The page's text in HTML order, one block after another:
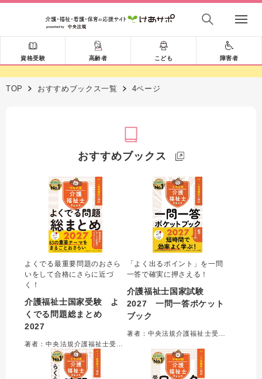
資格受験 高齢者 こども 障害者
TOP おすすめブックス一覧 4ページ
おすすめブックス
よくでる最重要問題のおさら
いをして合格にさらに近づ
く！
介護福祉士国家受験 よ
くでる問題総まとめ
2027
「よく出るポイント」を一問
一答で確実に押さえる！
介護福祉士国家試験
2027 一問一答ポケット
ブック